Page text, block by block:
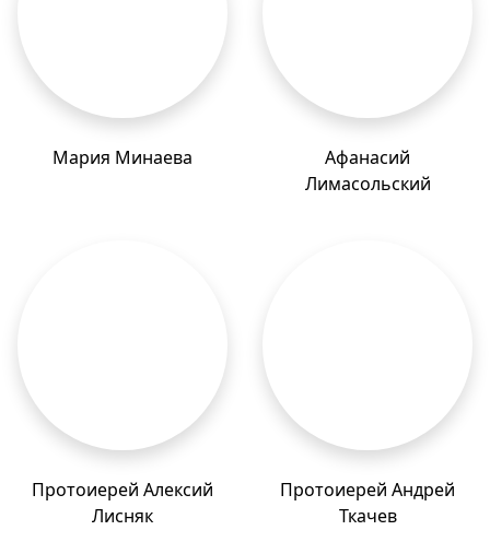
Мария Минаева
Афанасий
Лимасольский
Протоиерей Алексий
Лисняк
Протоиерей Андрей
Ткачев